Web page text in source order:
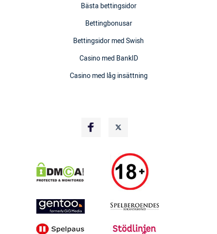
Bästa bettingsidor
Bettingbonusar
Bettingsidor med Swish
Casino med BankID
Casino med låg insättning